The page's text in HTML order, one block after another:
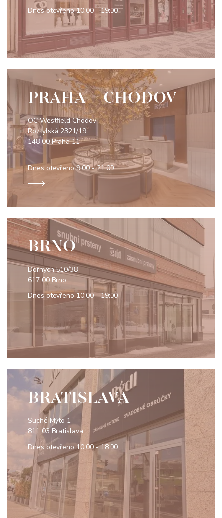
Dnes otevřeno10:00 - 19:00
PRAHA - CHODOV
OC Westfield Chodov
Roztylská 2321/19
148 00 Praha 11
Dnes otevřeno9:00 - 21:00
BRNO
Dornych 510/38
617 00 Brno
Dnes otevřeno 10:00 - 19:00
BRATISLAVA
Suché Mýto 1
811 03 Bratislava
Dnes otevřeno10:00 - 18:00